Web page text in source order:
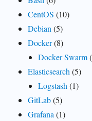
CentOS (10)
Debian (5)
Docker(8)
Docker Swarm
Elasticsearch (5)
Logstash (1)
GitLab(5)
Grafana (1)